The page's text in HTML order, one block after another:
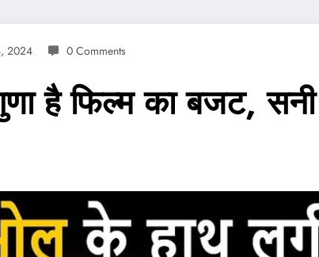
2024 0 Comments
है फिल्म का बजट,